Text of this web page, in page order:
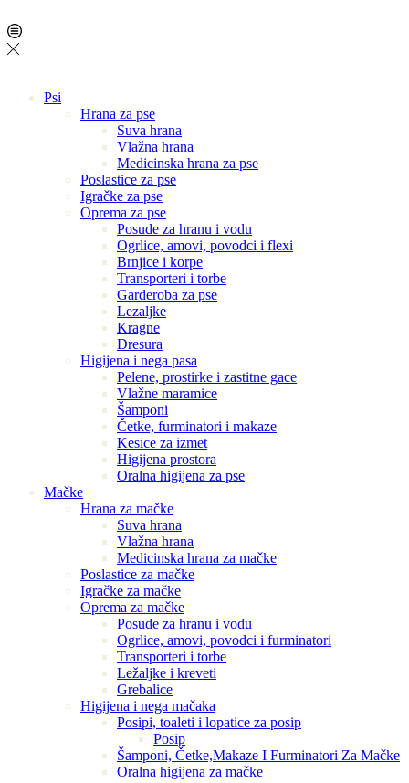
Psi
Hrana za pse
Suva hrana
Vlažna hrana
Medicinska hrana za pse
Poslastice za pse
Igračke za pse
Oprema za pse
Posude za hranu i vodu
Ogrlice, amovi, povodci i flexi
Brnjice i korpe
Transporteri i torbe
Garderoba za pse
Lezaljke
Kragne
Dresura
Higijena i nega pasa
Pelene, prostirke i zastitne gace
Vlažne maramice
Šamponi
Četke, furminatori i makaze
Kesice za izmet
Higijena prostora
Oralna higijena za pse
Mačke
Hrana za mačke
Suva hrana
Vlažna hrana
Medicinska hrana za mačke
Poslastice za mačke
Igračke za mačke
Oprema za mačke
Posude za hranu i vodu
Ogrlice, amovi, povodci i furminatori
Transporteri i torbe
Ležaljke i kreveti
Grebalice
Higijena i nega mačaka
Posipi, toaleti i lopatice za posip
Posip
Šamponi, Četke,Makaze I Furminatori Za Mačke
Oralna higijena za mačke